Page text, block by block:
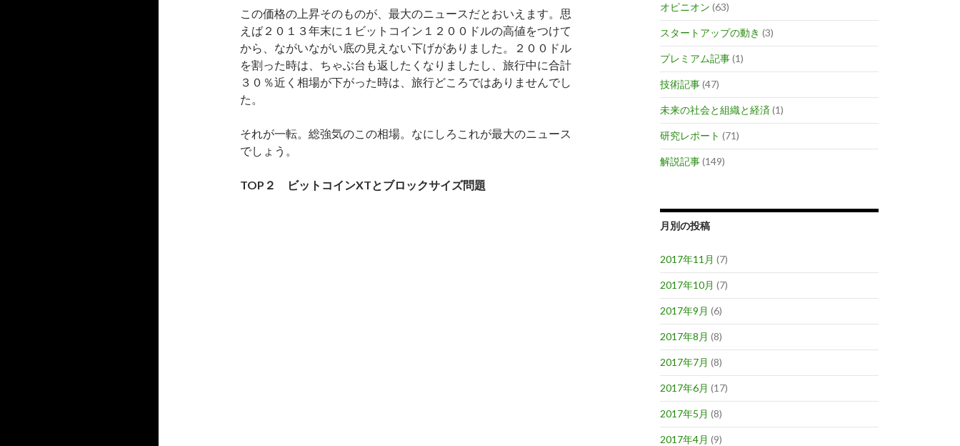
この価格の上昇そのものが、最大のニュースだとおいえます。思
えば２０１３年末に１ビットコイン１２００ドルの高値をつけて
から、ながいながい底の見えない下げがありました。２００ドル
を割った時は、ちゃぶ台も返したくなりましたし、旅行中に合計
３０％近く相場が下がった時は、旅行どころではありませんでし
た。
それが一転。総強気のこの相場。なにしろこれが最大のニュース
でしょう。
TOP２ ビットコインXTとブロックサイズ問題
オピニオン (63)
スタートアップの動き (3)
プレミアム記事(1)
技術記事(47)
未来の社会と組織と経済(1)
研究レポート (71)
解説記事(149)
月別の投稿
2017年11月 (7)
2017年10月 (7)
2017年9月 (6)
2017年8月 (8)
2017年7月 (8)
2017年6月 (17)
2017年5月 (8)
2017年4月 (9)